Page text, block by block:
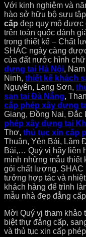
Với kinh nghiệm và
hào sở hữu bộ sưu
cấp đẹp quy mô được
trên toàn quốc đánh
trong thiết kế – Chất
SHAC ngày càng
của đất nước hình
dựng tại Hà Nội,
Ninh, thiết kế khách
Nguyên, Lạng Sơn,
sạn tại Đà Nẵng,
cấp phép xây dựng
Giang, Đồng Nai, Đắc
phép xây dựng tại
Thơ, thủ tục xin cấp
Thuận, Yên Bái, Lâm
Bái,… Quý vị hãy liên
mình những mẫu thiết
gói chất lượng. SHAC
tưởng hợp tác và
khách hàng để trình
mẫu nhà đẹp đẳng
Mời Quý vị tham khảo
biệt thự đẳng cấp,
và thủ tục xin cấp